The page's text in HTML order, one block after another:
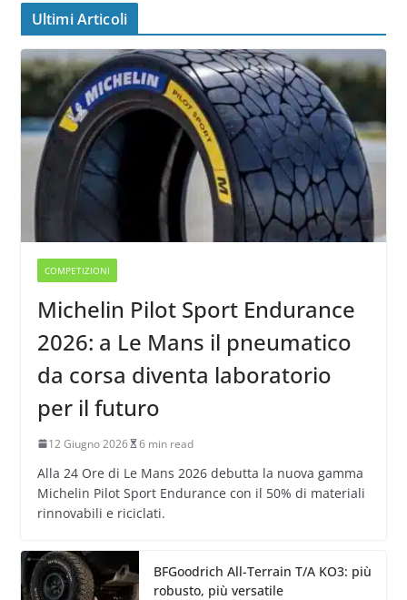
Ultimi Articoli
COMPETIZIONI
Michelin Pilot Sport Endurance
2026: a Le Mans il pneumatico
da corsa diventa laboratorio
per il futuro
12 Giugno 2026 6 min read
Alla 24 Ore di Le Mans 2026 debutta la nuova gamma
Michelin Pilot Sport Endurance con il 50% di materiali
rinnovabili e riciclati.
BFGoodrich All-Terrain T/A KO3: più
robusto, più versatile